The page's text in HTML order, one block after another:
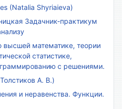
(Natalia Shyriaieva)
Задачник-практикум
математике, теории
статистике,
с решениями.
А. В.)
и неравенства. Функции.